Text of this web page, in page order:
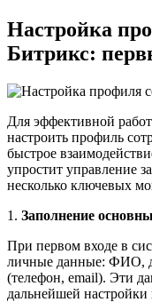
Настройка
Битрикс:
Для эффективной
настроить профиль
быстрое
упростит управление
несколько ключевых
1. Заполнение
При первом входе в
личные данные: ФИО,
(телефон, email). Эти
дальнейшей